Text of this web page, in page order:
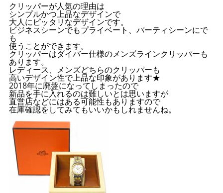
クリッパーが人気の理由は
シンプルかつ上品なデザインで
大人にピッタリなデザインです。
ビジネスシーンでもプライベート、パーティシーンにで
も
使うことができます。
クリッパーはダイバー仕様のメンズラインクリッパーも
あります。
レディース、メンズどちらのクリッパーも
高いデザイン性で上品な印象があります★
2018年に廃盤になってしまったので
新品を手に入れるのは難しいとは思いますが
直営店などにはある可能性もありますので
在庫確認をしてみてもいいかもしれませんね。